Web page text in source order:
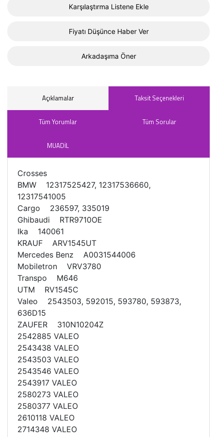
Karşılaştırma Listene Ekle
Fiyatı Düşünce Haber Ver
Arkadaşıma Öner
Açıklamalar Taksit Seçenekleri
Tüm Yorumlar Tüm Sorular
MUADİL
Crosses
BMW 12317525427, 12317536660,
12317541005
Cargo 236597, 335019
Ghibaudi RTR9710OE
Ika 140061
KRAUF ARV1545UT
Mercedes Benz A0031544006
Mobiletron VRV3780
Transpo M646
UTM RV1545C
Valeo 2543503, 592015, 593780, 593873,
636D15
ZAUFER 310N10204Z
2542885 VALEO
2543438 VALEO
2543503 VALEO
2543546 VALEO
2543917 VALEO
2580273 VALEO
2580377 VALEO
2610118 VALEO
2714348 VALEO